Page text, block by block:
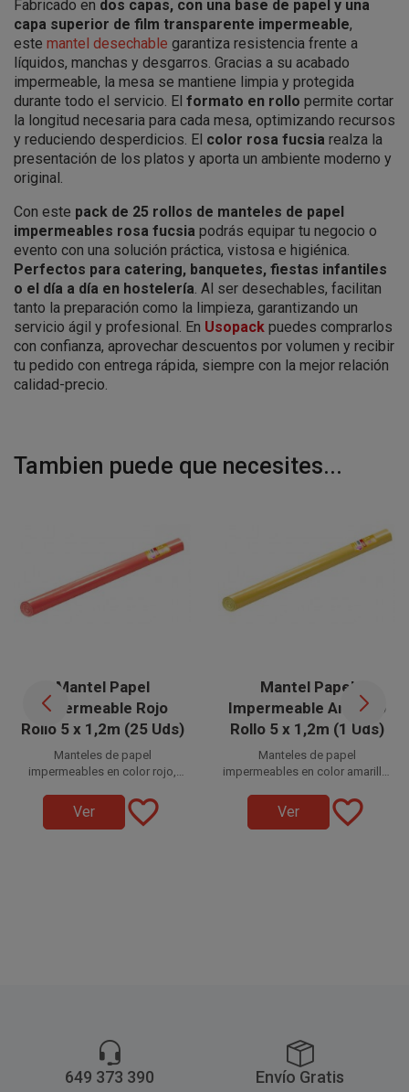
Fabricado en dos capas, con una base de papel y una
capa superior de film transparente impermeable,
este mantel desechable garantiza resistencia frente a
líquidos, manchas y desgarros. Gracias a su acabado
impermeable, la mesa se mantiene limpia y protegida
durante todo el servicio. El formato en rollo permite cortar
la longitud necesaria para cada mesa, optimizando recursos
y reduciendo desperdicios. El color rosa fucsia realza la
presentación de los platos y aporta un ambiente moderno y
original.
Con este pack de 25 rollos de manteles de papel
impermeables rosa fucsia podrás equipar tu negocio o
evento con una solución práctica, vistosa e higiénica.
Perfectos para catering, banquetes, fiestas infantiles
o el día a día en hostelería. Al ser desechables, facilitan
tanto la preparación como la limpieza, garantizando un
servicio ágil y profesional. En Usopack puedes comprarlos
con confianza, aprovechar descuentos por volumen y recibir
tu pedido con entrega rápida, siempre con la mejor relación
calidad-precio.
Tambien puede que necesites...
Mantel Papel
Impermeable Rojo
Rollo 5 x 1,2m (25 Uds)
Manteles de papel
impermeables en color rojo,
metros. Fabricado en dos
capas, base de papel y capa
de 25 unidades, distribuidas en
25 rollos de 5 x 1,2m.
Ver favorite_border
Mantel Papel
Impermeable Amarillo
Rollo 5 x 1,2m (1 Uds)
Manteles de papel
impermeables en color amarillo,
metros. Fabricado en dos
capas, base de papel y capa
de 5 x 1,2m.
Ver favorite_border
649 373 390 Envío Gratis